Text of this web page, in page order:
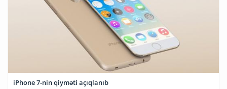
iPhone 7-nin qiyməti açıqlanıb